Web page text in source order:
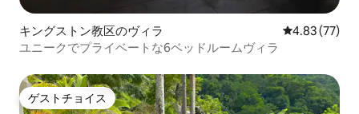
キングストン教区のヴィラ レビュー77
4.83 (77)
ユニークでプライベートな6ベッドルームヴィラ
ゲストチョイス
ゲストチョイス